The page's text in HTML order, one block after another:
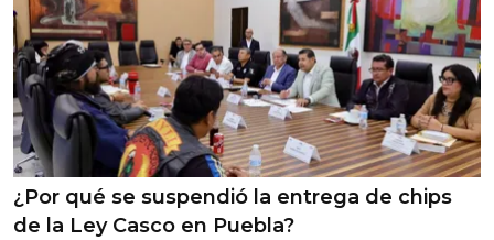
¿Por qué se suspendió la entrega de chips
de la Ley Casco en Puebla?